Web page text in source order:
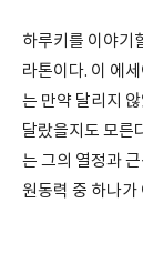
하루키를 이야기
라톤이다. 이 에
는 만약 달리지
달랐을지도 모른
는 그의 열정과
원동력 중 하나가